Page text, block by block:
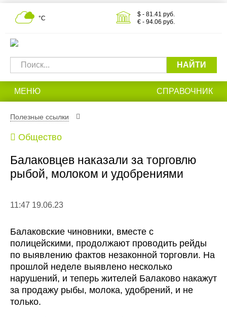
°С
$ - 81.41 руб.
€ - 94.06 руб.
НАЙТИ
МЕНЮ СПРАВОЧНИК
Полезные ссылки
Общество
Балаковцев наказали за торговлю
рыбой, молоком и удобрениями
11:47 19.06.23
Балаковские чиновники, вместе с
полицейскими, продолжают проводить рейды
по выявлению фактов незаконной торговли. На
прошлой неделе выявлено несколько
нарушений, и теперь жителей Балаково накажут
за продажу рыбы, молока, удобрений, и не
только.